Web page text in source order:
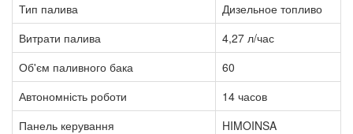
Тип палива
Дизельное топливо
Витрати палива
4,27 л/час
Об'єм паливного бака
60
Автономність роботи
14 часов
Панель керування
HIMOINSA